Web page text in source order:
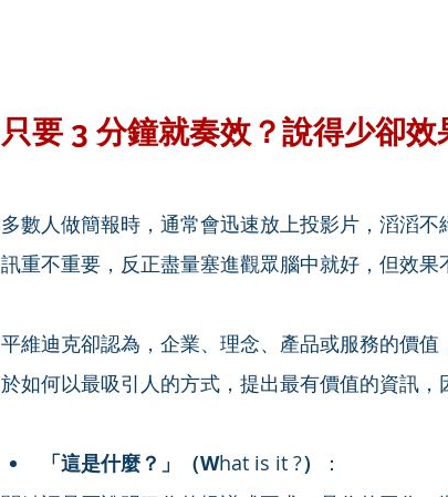
只要 3 分鐘就奏效？說得少卻
多數人做簡報時，通常會迅速放上投影片，滔滔
訊重不重要，反正盡量塞進觀眾腦中就好，但效果
平維迪克卻認為，企業、理念、產品或服務的價
於如何以最吸引人的方式，提出最有價值的資訊，
「這是什麼？」（What is it ?）
：